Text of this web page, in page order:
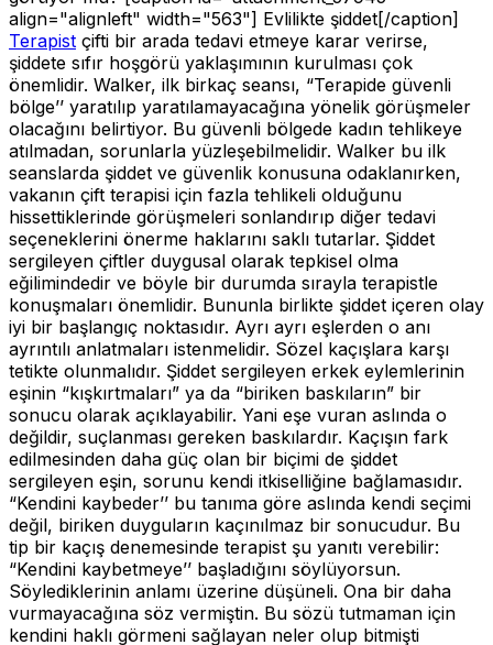
align="alignleft" width="563"] Evlilikte şiddet[/caption]
Terapist çifti bir arada tedavi etmeye karar verirse,
şiddete sıfır hoşgörü yaklaşımının kurulması çok
önemlidir. Walker, ilk birkaç seansı, “Terapide güvenli
bölge’’ yaratılıp yaratılamayacağına yönelik görüşmeler
olacağını belirtiyor. Bu güvenli bölgede kadın tehlikeye
atılmadan, sorunlarla yüzleşebilmelidir. Walker bu ilk
seanslarda şiddet ve güvenlik konusuna odaklanırken,
vakanın çift terapisi için fazla tehlikeli olduğunu
hissettiklerinde görüşmeleri sonlandırıp diğer tedavi
seçeneklerini önerme haklarını saklı tutarlar. Şiddet
sergileyen çiftler duygusal olarak tepkisel olma
eğilimindedir ve böyle bir durumda sırayla terapistle
konuşmaları önemlidir. Bununla birlikte şiddet içeren olay
iyi bir başlangıç noktasıdır. Ayrı ayrı eşlerden o anı
ayrıntılı anlatmaları istenmelidir. Sözel kaçışlara karşı
tetikte olunmalıdır. Şiddet sergileyen erkek eylemlerinin
eşinin “kışkırtmaları” ya da “biriken baskıların” bir
sonucu olarak açıklayabilir. Yani eşe vuran aslında o
değildir, suçlanması gereken baskılardır. Kaçışın fark
edilmesinden daha güç olan bir biçimi de şiddet
sergileyen eşin, sorunu kendi itkiselliğine bağlamasıdır.
“Kendini kaybeder’’ bu tanıma göre aslında kendi seçimi
değil, biriken duyguların kaçınılmaz bir sonucudur. Bu
tip bir kaçış denemesinde terapist şu yanıtı verebilir:
“Kendini kaybetmeye’’ başladığını söylüyorsun.
Söylediklerinin anlamı üzerine düşüneli. Ona bir daha
vurmayacağına söz vermiştin. Bu sözü tutmaman için
kendini haklı görmeni sağlayan neler olup bitmişti